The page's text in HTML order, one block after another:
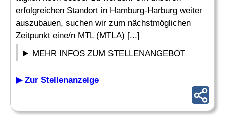
erfolgreichen Standort in Hamburg-Harburg weiter
auszubauen, suchen wir zum nächstmöglichen
Zeitpunkt eine/n MTL (MTLA) [...]
MEHR INFOS ZUM STELLENANGEBOT
▶ Zur Stellenanzeige